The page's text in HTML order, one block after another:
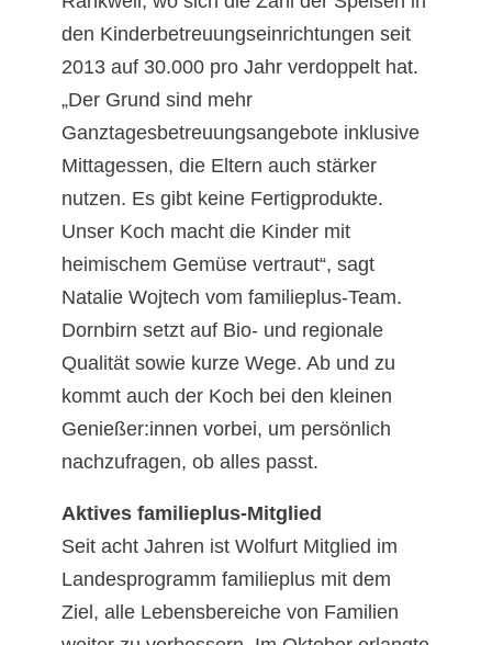
den Kinderbetreuungseinrichtungen seit
2013 auf 30.000 pro Jahr verdoppelt hat.
„Der Grund sind mehr
Ganztagesbetreuungsangebote inklusive
Mittagessen, die Eltern auch stärker
nutzen. Es gibt keine Fertigprodukte.
Unser Koch macht die Kinder mit
heimischem Gemüse vertraut“, sagt
Natalie Wojtech vom familieplus-Team.
Dornbirn setzt auf Bio- und regionale
Qualität sowie kurze Wege. Ab und zu
kommt auch der Koch bei den kleinen
Genießer:innen vorbei, um persönlich
nachzufragen, ob alles passt.
Aktives familieplus-Mitglied
Seit acht Jahren ist Wolfurt Mitglied im
Landesprogramm familieplus mit dem
Ziel, alle Lebensbereiche von Familien